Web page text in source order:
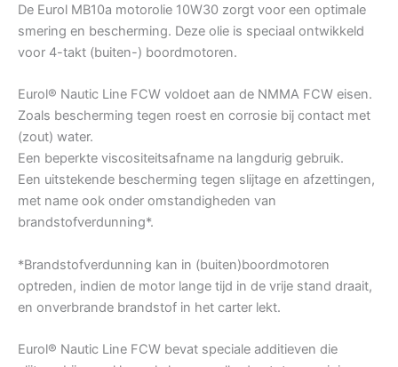
De Eurol MB10a motorolie 10W30 zorgt voor een optimale
smering en bescherming. Deze olie is speciaal ontwikkeld
voor 4-takt (buiten-) boordmotoren.
Eurol® Nautic Line FCW voldoet aan de NMMA FCW eisen.
Zoals bescherming tegen roest en corrosie bij contact met
(zout) water.
Een beperkte viscositeitsafname na langdurig gebruik.
Een uitstekende bescherming tegen slijtage en afzettingen,
met name ook onder omstandigheden van
brandstofverdunning*.
*Brandstofverdunning kan in (buiten)boordmotoren
optreden, indien de motor lange tijd in de vrije stand draait,
en onverbrande brandstof in het carter lekt.
Eurol® Nautic Line FCW bevat speciale additieven die